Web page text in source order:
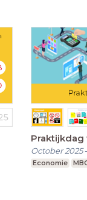
Praktijkdag
October 2025-
Economie